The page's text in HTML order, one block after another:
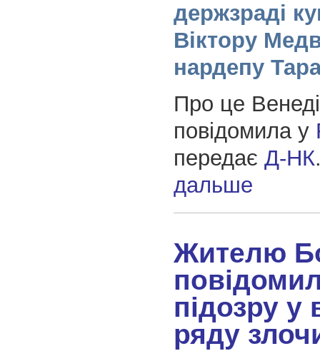
держзраді
Віктору
нардепу
Про це
повідомила у
передає Д-НК
дальше
Жителю
підозру у
ряду